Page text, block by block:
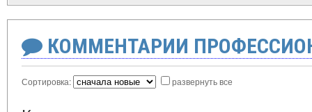
КОММЕНТАРИИ
Сортировка: развернуть все